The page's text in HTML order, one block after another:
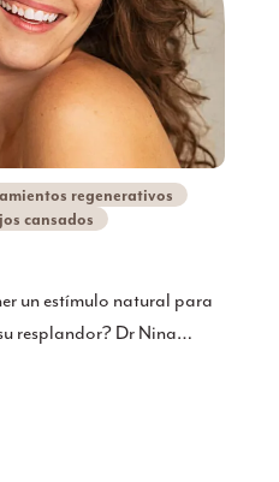
regenerativos
cansados
un estímulo natural para
resplandor? Dr Nina
de la piel -
Descubra cómo los